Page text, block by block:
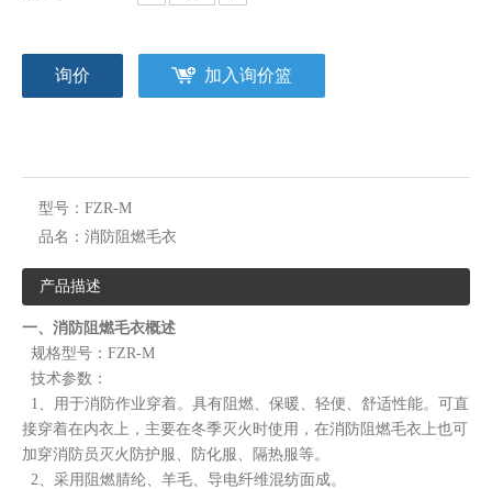
询价 加入询价篮
型号： FZR-M
品名： 消防阻燃毛衣
产品描述
一、消防阻燃毛衣概述
规格型号：FZR-M
技术参数：
1、用于消防作业穿着。具有阻燃、保暖、轻便、舒适性能。可直
接穿着在内衣上，主要在冬季灭火时使用，在消防阻燃毛衣上也可
加穿消防员灭火防护服、防化服、隔热服等。
2、采用阻燃腈纶、羊毛、导电纤维混纺面成。